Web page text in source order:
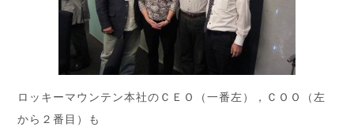
ロッキーマウンテン本社のＣＥＯ（一番左），ＣＯＯ（左
から２番目）も